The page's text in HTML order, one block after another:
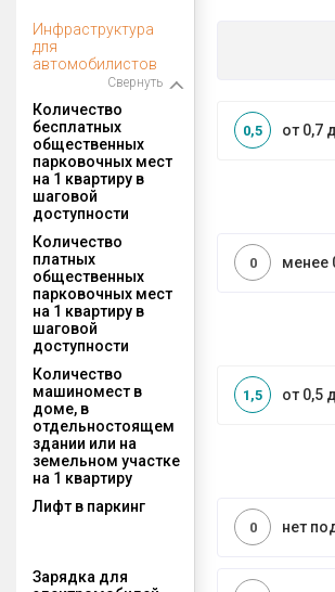
Инфраструктура
для
автомобилистов
Свернуть
Количество
бесплатных
общественных
парковочных мест
на 1 квартиру в
шаговой
доступности
от 0,7
0,5
Количество
платных
общественных
парковочных мест
на 1 квартиру в
шаговой
доступности
менее
0
Количество
машиномест в
доме, в
отдельностоящем
здании или на
земельном участке
на 1 квартиру
от 0,5
1,5
Лифт в паркинг
нет
0
Зарядка для